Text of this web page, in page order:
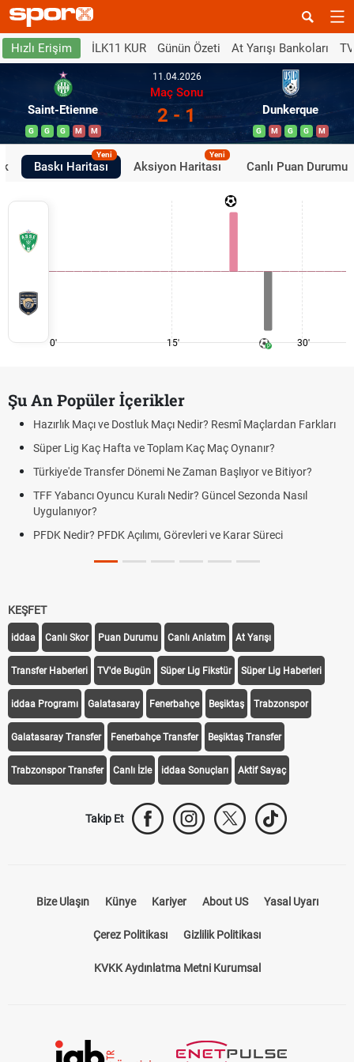
Hızlı Erişim İLK11 KUR Günün Özeti At Yarışı Bankoları
Saint-Etienne
G G G M M
11.04.2026
Maç Sonu
2 - 1 Dunkerque
G M G G M
Baskı Haritası
Yeni
Aksiyon Haritası
Yeni
Canlı Puan Durumu
0' 15' 30'
Şu An Popüler İçerikler
Hazırlık Maçı ve Dostluk Maçı Nedir? Resmî Maçlardan Farkları
Süper Lig Kaç Hafta ve Toplam Kaç Maç Oynanır?
Türkiye'de Transfer Dönemi Ne Zaman Başlıyor ve Bitiyor?
TFF Yabancı Oyuncu Kuralı Nedir? Güncel Sezonda Nasıl
Uygulanıyor?
PFDK Nedir? PFDK Açılımı, Görevleri ve Karar Süreci
KEŞFET
iddaa Canlı Skor Puan Durumu Canlı Anlatım At Yarışı
Transfer Haberleri TV'de Bugün Süper Lig Fikstür Süper Lig Haberleri
iddaa Programı Galatasaray Fenerbahçe Beşiktaş Trabzonspor
Galatasaray Transfer Fenerbahçe Transfer Beşiktaş Transfer
Trabzonspor Transfer Canlı İzle iddaa Sonuçları Aktif Sayaç
Takip Et
Bize Ulaşın Künye Kariyer About US Yasal Uyarı
Çerez Politikası Gizlilik Politikası
KVKK Aydınlatma Metni Kurumsal